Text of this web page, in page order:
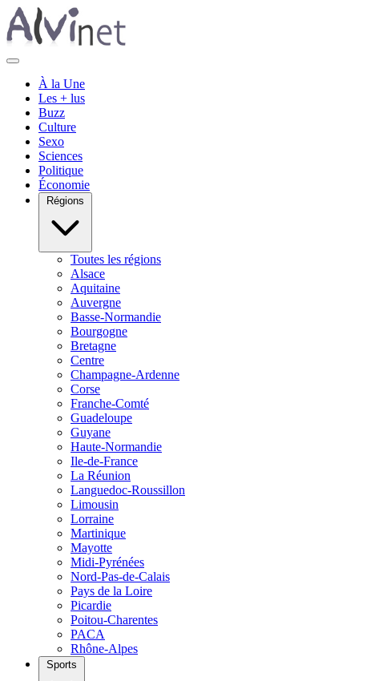
À la Une
Les + lus
Buzz
Culture
Sexo
Sciences
Politique
Économie
Régions
Toutes les régions
Alsace
Aquitaine
Auvergne
Basse-Normandie
Bourgogne
Bretagne
Centre
Champagne-Ardenne
Corse
Franche-Comté
Guadeloupe
Guyane
Haute-Normandie
Ile-de-France
La Réunion
Languedoc-Roussillon
Limousin
Lorraine
Martinique
Mayotte
Midi-Pyrénées
Nord-Pas-de-Calais
Pays de la Loire
Picardie
Poitou-Charentes
PACA
Rhône-Alpes
Sports